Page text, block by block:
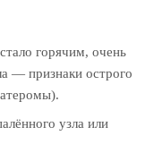
горячим, очень
— признаки острого
узла или